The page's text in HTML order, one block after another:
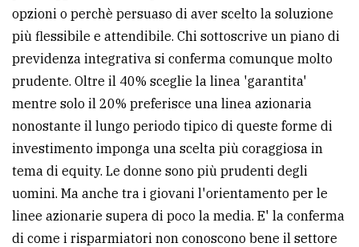
opzioni o perchè persuaso di aver scelto la soluzione
più flessibile e attendibile. Chi sottoscrive un piano di
previdenza integrativa si conferma comunque molto
prudente. Oltre il 40% sceglie la linea 'garantita'
mentre solo il 20% preferisce una linea azionaria
nonostante il lungo periodo tipico di queste forme di
investimento imponga una scelta più coraggiosa in
tema di equity. Le donne sono più prudenti degli
uomini. Ma anche tra i giovani l'orientamento per le
linee azionarie supera di poco la media. E' la conferma
di come i risparmiatori non conoscono bene il settore